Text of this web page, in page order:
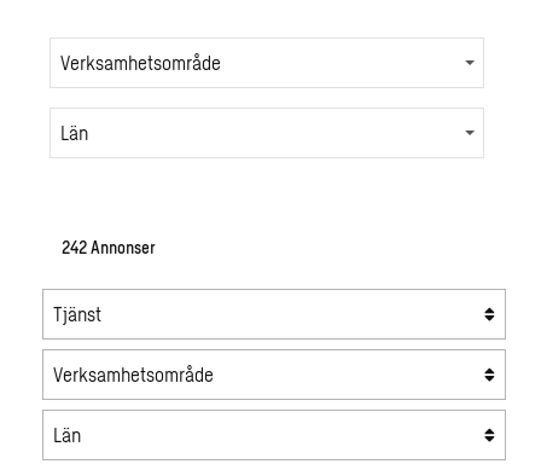
Verksamhetsområde
Län
242Annonser
Tjänst
Verksamhetsområde
Län